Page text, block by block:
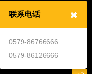
的地理环境
现了使团与
通，循环无
明前景。
联系电话
0579-86766666
0579-86126666